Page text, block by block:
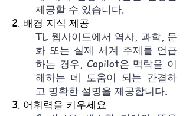
제공할 수 있습니다.
2. 배경 지식 제공
TL 웹사이트에서 역사, 과학, 문
화 또는 실제 세계 주제를 언급
하는 경우, Copilot은 맥락을 이
해하는 데 도움이 되는 간결하
고 명확한 설명을 제공합니다.
3. 어휘력을 키우세요